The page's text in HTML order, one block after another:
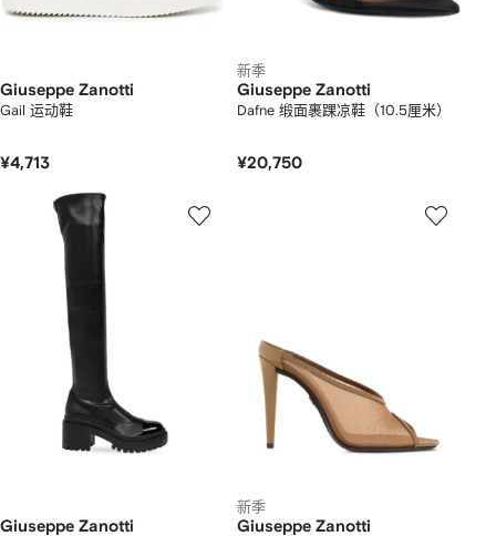
Giuseppe Zanotti
Gail 运动鞋
¥4,713
新季
Giuseppe Zanotti
Dafne 缎面裹踝凉鞋（10.5厘米）
¥20,750
Giuseppe Zanotti
新季
Giuseppe Zanotti